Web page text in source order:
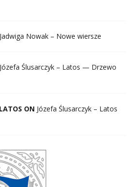
Jadwiga Nowak – Nowe wiersze
Józefa Ślusarczyk – Latos — Drzewo
ON Józefa Ślusarczyk – Latos